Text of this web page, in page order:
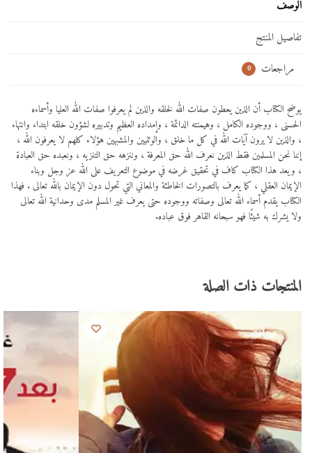
الوصف
تفاصيل المنتج
مراجعات
0
يوضح الكتاب أن الذين يعطون صفات الله لخلقه والذين لم يعرفوا صفات الله العليا وأسماءه
الحسنى ، ووجوده الكامل ، وهيمنته الدائمة ، وإمداده العظيم وتدبيره لشؤون خلقه ابتداء وانتهاء
، والذين لا يرون آيات الله في كل ما خلق ، والوثنيين والمشبهين هؤلاء كلهم لا يعرفون الله ،
إننا نحن المسلمين فقط الذين نعرف الله حق المعرفة ، وننزهه حق التنزيه ، ونعبده حق العبادة
، ويعد هذا الكتاب كاف في تحقيق غرضه في موضوع التعريف على الله عز وجل وبناء
الإيمان العقلي ، كما يعرف بالتصورات الخاطئة والمعاني التي تحول دون الإيمان بالله تعالى . فهذا
الكتاب يقدم أسماء الله تعالى وصفاته ووجوده حتى يعرف غير المسلم مدى وحدانية الله تعالى
ولا يشرك به شيئًا فهو سبحانه القاهر فوق عباده.
المنتجات ذات الصلة